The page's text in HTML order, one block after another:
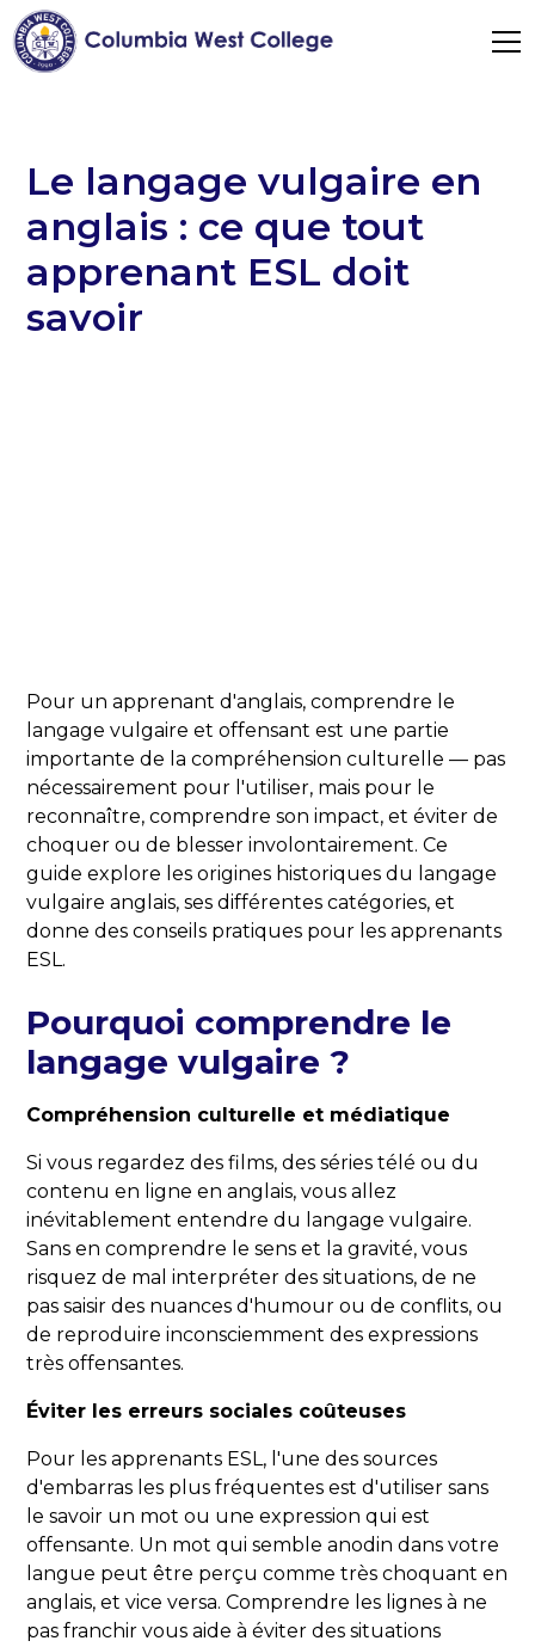
Le langage vulgaire en
anglais : ce que tout
apprenant ESL doit
savoir
Pour un apprenant d'anglais, comprendre le
langage vulgaire et offensant est une partie
importante de la compréhension culturelle — pas
nécessairement pour l'utiliser, mais pour le
reconnaître, comprendre son impact, et éviter de
choquer ou de blesser involontairement. Ce
guide explore les origines historiques du langage
vulgaire anglais, ses différentes catégories, et
donne des conseils pratiques pour les apprenants
ESL.
Pourquoi comprendre le
langage vulgaire ?
Compréhension culturelle et médiatique
Si vous regardez des films, des séries télé ou du
contenu en ligne en anglais, vous allez
inévitablement entendre du langage vulgaire.
Sans en comprendre le sens et la gravité, vous
risquez de mal interpréter des situations, de ne
pas saisir des nuances d'humour ou de conflits, ou
de reproduire inconsciemment des expressions
très offensantes.
Éviter les erreurs sociales coûteuses
Pour les apprenants ESL, l'une des sources
d'embarras les plus fréquentes est d'utiliser sans
le savoir un mot ou une expression qui est
offensante. Un mot qui semble anodin dans votre
langue peut être perçu comme très choquant en
anglais, et vice versa. Comprendre les lignes à ne
pas franchir vous aide à éviter des situations